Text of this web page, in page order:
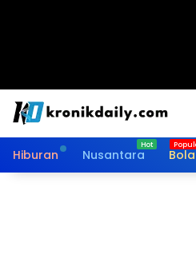
Hiburan Nusantara Bola